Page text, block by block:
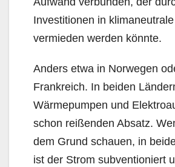
Investitionen in
vermieden werden könnte.
Anders etwa in Norwegen
Frankreich. In beiden
Wärmepumpen und
schon reißenden Absatz.
dem Grund schauen, in
ist der Strom subventioniert